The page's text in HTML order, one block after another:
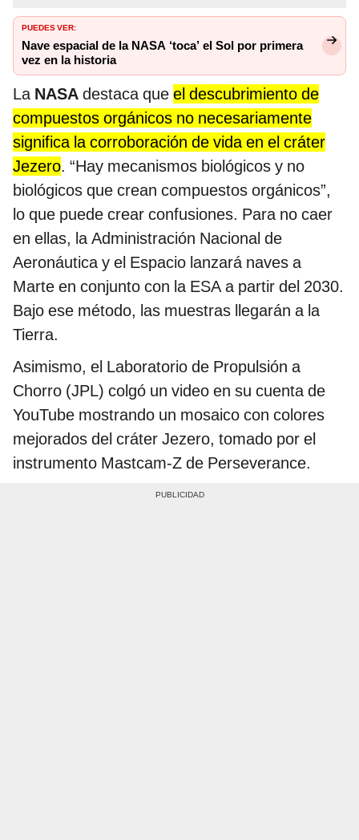
PUEDES VER:
Nave espacial de la NASA ‘toca’ el Sol por primera
vez en la historia
La NASA destaca que el descubrimiento de
compuestos orgánicos no necesariamente
significa la corroboración de vida en el cráter
Jezero. “Hay mecanismos biológicos y no
biológicos que crean compuestos orgánicos”,
lo que puede crear confusiones. Para no caer
en ellas, la Administración Nacional de
Aeronáutica y el Espacio lanzará naves a
Marte en conjunto con la ESA a partir del 2030.
Bajo ese método, las muestras llegarán a la
Tierra.
Asimismo, el Laboratorio de Propulsión a
Chorro (JPL) colgó un video en su cuenta de
YouTube mostrando un mosaico con colores
mejorados del cráter Jezero, tomado por el
instrumento Mastcam-Z de Perseverance.